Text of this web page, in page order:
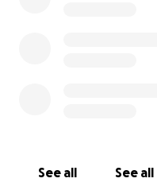
Descansa en paz,
See all See all